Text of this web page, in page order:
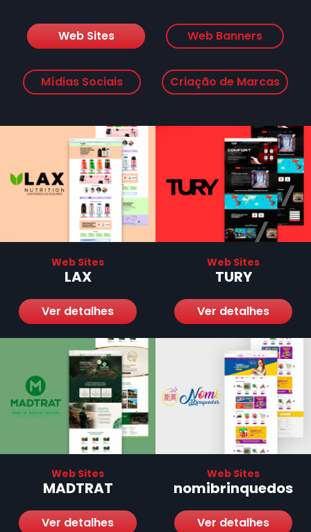
Web Sites Web Banners
Mídias Sociais Criação de Marcas
Web Sites
LAX
Ver detalhes
Web Sites
TURY
Ver detalhes
Web Sites
MADTRAT
Ver detalhes
Web Sites
nomibrinquedos
Ver detalhes